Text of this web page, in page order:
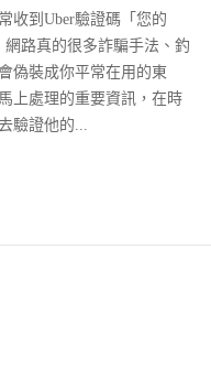
收到Uber驗證碼「您的
網路真的很多詐騙手法、釣
偽裝成你平常在用的東
上處理的重要資訊，在時
驗證他的...